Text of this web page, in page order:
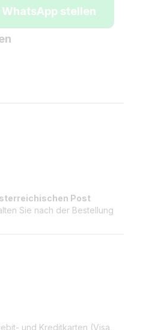
stellen
Post
Sie nach der Bestellung
und Kreditkarten (Visa,